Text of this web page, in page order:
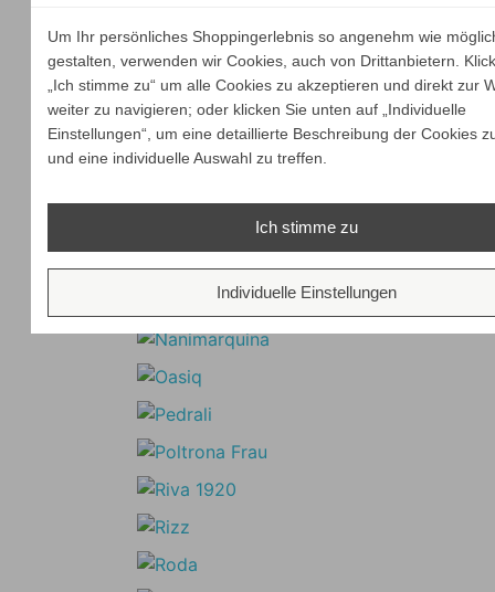
Um Ihr persönliches Shoppingerlebnis so angenehm wie
gestalten, verwenden wir Cookies, auch von Drittanbietern.
„Ich stimme zu“ um alle Cookies zu akzeptieren und direkt zur
weiter zu navigieren; oder klicken Sie unten auf „Individuelle
Einstellungen“, um eine detaillierte Beschreibung der Cookies
und eine individuelle Auswahl zu treffen.
Ich stimme zu
Individuelle Einstellungen